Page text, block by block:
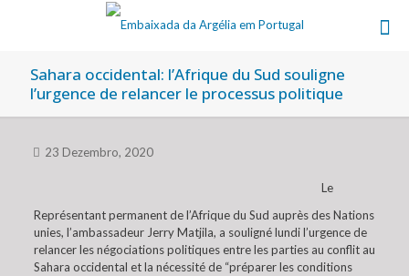
Sahara occidental: l’Afrique du Sud souligne
l’urgence de relancer le processus politique
23 Dezembro, 2020
Le
Représentant permanent de l’Afrique du Sud auprès des Nations
unies, l’ambassadeur Jerry Matjila, a souligné lundi l’urgence de
relancer les négociations politiques entre les parties au conflit au
Sahara occidental et la nécessité de “préparer les conditions